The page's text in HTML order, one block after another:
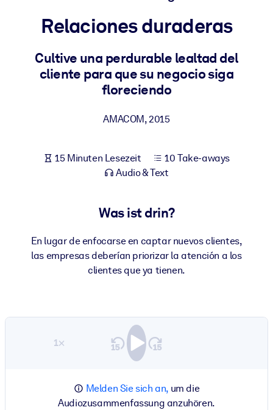
Bauen Sie eine gesunde und resiliente Belegschaft auf.
NACH SYSTEM
bessere Lernergebnisse.
Bereichern Sie Ihre Unternehmensbibliothek mit
vertrauenswürdigem, praxisnahem Business-Wissen.
Nutzen Sie verlässliches, strukturiertes Wissen, um die Ergebnisse
Relaciones duraderas
Cultive una perdurable lealtad del
cliente para que su negocio siga
floreciendo
AMACOM,2015
15 Minuten Lesezeit
10 Take-aways
Audio & Text
Was ist drin?
En lugar de enfocarse en captar nuevos clientes,
las empresas deberían priorizar la atención a los
clientes que ya tienen.
1×
Melden Sie sich an,um die
Audiozusammenfassung anzuhören.